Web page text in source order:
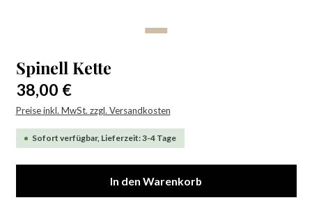
Spinell Kette
Regulärer Preis:
38,00 €
Preise inkl. MwSt. zzgl. Versandkosten
Sofort verfügbar, Lieferzeit: 3-4 Tage
In den Warenkorb